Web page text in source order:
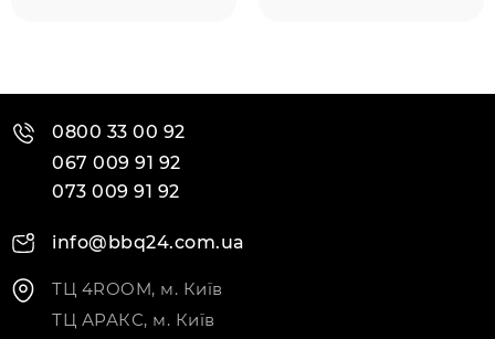
0800 33 00 92
067 009 91 92
073 009 91 92
info@bbq24.com.ua
ТЦ 4ROOM, м. Київ
ТЦ АРАКС, м. Київ